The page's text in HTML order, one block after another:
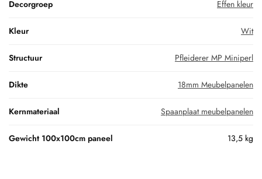
Decorgroep Effen kleur
Kleur Wit
Structuur Pfleiderer MP Miniperl
Dikte 18mm Meubelpanelen
Kernmateriaal Spaanplaat meubelpanelen
Gewicht 100x100cm paneel 13,5 kg